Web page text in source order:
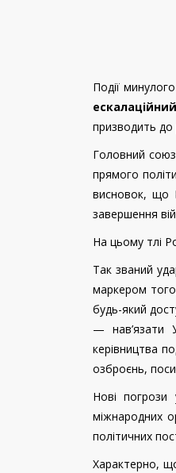
Події
призводить до
Головний
прямого
висновок, що
завершення
На цьому тлі
Так званий
маркером
будь-який
— нав’язати
керівництва
озброєнь,
Нові
міжнародних
політичних
Характерно,